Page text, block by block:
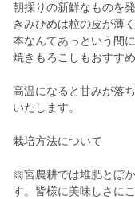
朝採りの新鮮なものを
きみひめは粒の皮が薄
本なんてあっという間
焼きもろこしもおすすめ
高温になると甘みが落
いたします。
栽培方法について
雨宮農耕では堆肥とぼ
す。皆様に美味しさに